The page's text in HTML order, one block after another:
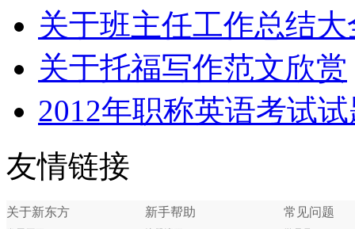
关于班主任工作总结大
关于托福写作范文欣赏
2012年职称英语考试
友情链接